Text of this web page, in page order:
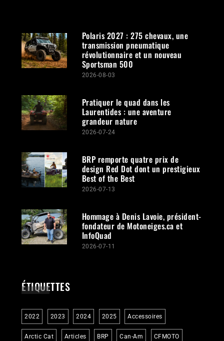
Polaris 2027 : 275 chevaux, une
transmission pneumatique
révolutionnaire et un nouveau
Sportsman 500
2026-08-03
Pratiquer le quad dans les
Laurentides : une aventure
grandeur nature
2026-07-24
BRP remporte quatre prix de
design Red Dot dont un prestigieux
Best of the Best
2026-07-13
Hommage à Denis Lavoie, président-
fondateur de Motoneiges.ca et
InfoQuad
2026-07-11
ÉTIQUETTES
2022 2023 2024 2025 Accessoires
Arctic Cat Articles BRP Can-Am CFMOTO